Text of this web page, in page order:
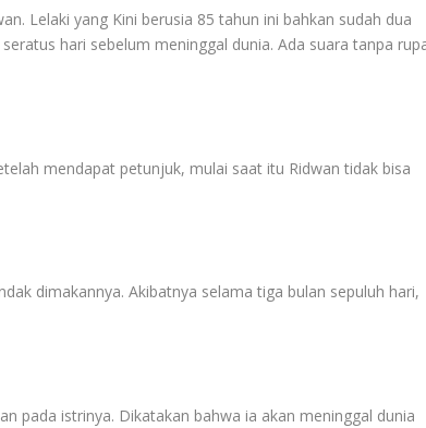
Lelaki yang Kini berusia 85 tahun ini bahkan sudah dua
hari sebelum meninggal dunia. Ada suara tanpa
mendapat petunjuk, mulai saat itu Ridwan tidak bisa
dimakannya. Akibatnya selama tiga bulan sepuluh hari,
pada istrinya. Dikatakan bahwa ia akan meninggal dunia